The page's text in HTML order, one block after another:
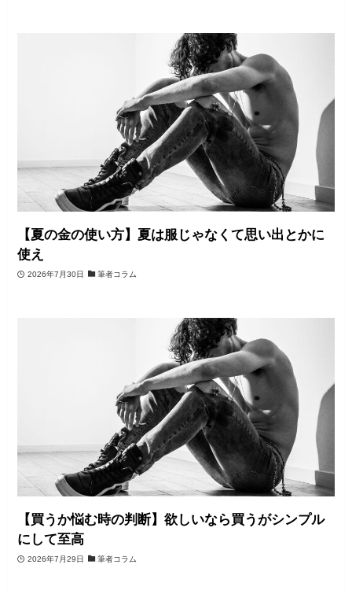
【夏の金の使い方】夏は服じゃなくて思い出とかに
使え
2026年7月30日 筆者コラム
【買うか悩む時の判断】欲しいなら買うがシンプル
にして至高
2026年7月29日 筆者コラム